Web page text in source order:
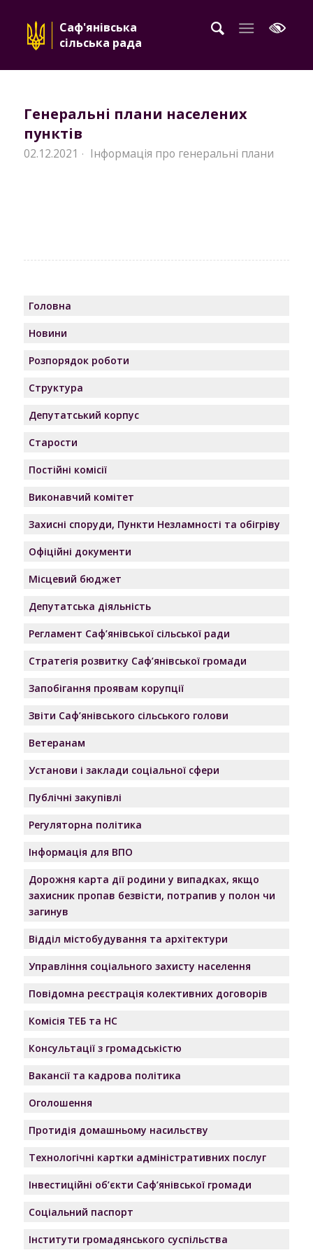
Саф'янівська
сільська рада
Генеральні плани населених
пунктів
02.12.2021 · Інформація про генеральні плани
Головна
Новини
Розпорядок роботи
Структура
Депутатський корпус
Старости
Постійні комісії
Виконавчий комітет
Захисні споруди, Пункти Незламності та обігріву
Офіційні документи
Місцевий бюджет
Депутатська діяльність
Регламент Саф’янівської сільської ради
Стратегія розвитку Саф’янівської громади
Запобігання проявам корупції
Звіти Саф’янівського сільського голови
Ветеранам
Установи і заклади соціальної сфери
Публічні закупівлі
Регуляторна політика
Інформація для ВПО
Дорожня карта дії родини у випадках, якщо
захисник пропав безвісти, потрапив у полон чи
загинув
Відділ містобудування та архітектури
Управління соціального захисту населення
Повідомна реєстрація колективних договорів
Комісія ТЕБ та НС
Консультації з громадськістю
Вакансії та кадрова політика
Оголошення
Протидія домашньому насильству
Технологічні картки адміністративних послуг
Інвестиційні об’єкти Саф’янівської громади
Соціальний паспорт
Інститути громадянського суспільства